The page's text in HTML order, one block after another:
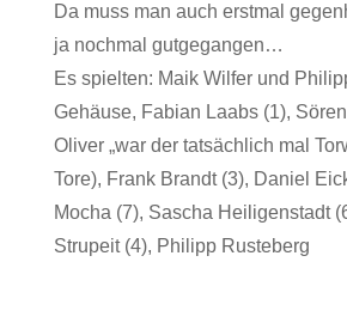
Da muss man auch erstmal
ja nochmal gutgegangen…
Es spielten: Maik Wilfer und
Gehäuse, Fabian Laabs (1),
Oliver „war der tatsächlich mal
Tore), Frank Brandt (3), Daniel
Mocha (7), Sascha Heiligenstadt
Strupeit (4), Philipp Rusteberg